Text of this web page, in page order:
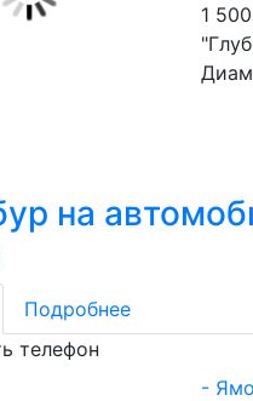
1
на
Подробнее
телефон
-